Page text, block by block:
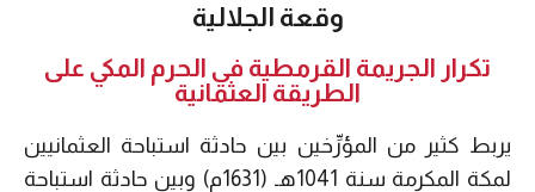
وقعة الجلالية
تكرار الجريمة القرمطية في الحرم المكي على
الطريقة العثمانية
يربط كثير من المؤرِّخين بين حادثة استباحة العثمانيين
لمكة المكرمة سنة 1041هـ (1631م) وبين حادثة استباحة